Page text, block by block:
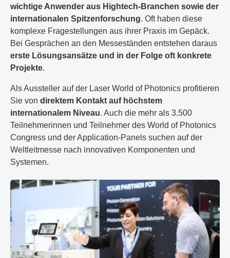
wichtige Anwender aus Hightech-Branchen sowie der
internationalen Spitzenforschung. Oft haben diese
komplexe Fragestellungen aus ihrer Praxis im Gepäck.
Bei Gesprächen an den Messeständen entstehen daraus
erste Lösungsansätze und in der Folge oft konkrete
Projekte.
Als Aussteller auf der Laser World of Photonics profitieren
Sie von direktem Kontakt auf höchstem
internationalem Niveau. Auch die mehr als 3.500
Teilnehmerinnen und Teilnehmer des World of Photonics
Congress und der Application-Panels suchen auf der
Weltleitmesse nach innovativen Komponenten und
Systemen.